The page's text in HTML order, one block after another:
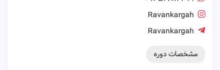
Ravankargah
Ravankargah
مشخصات دوره